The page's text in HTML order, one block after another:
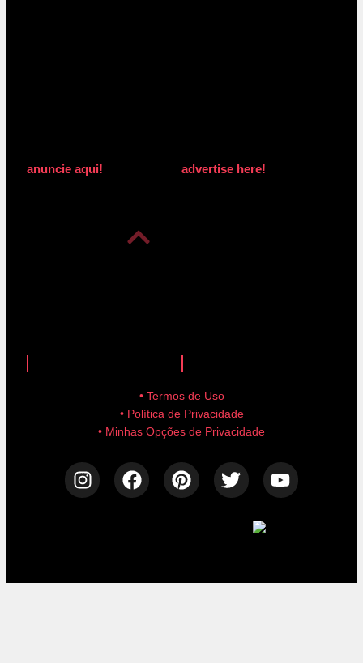
anuncie aqui! advertise here!
• Termos de Uso
• Política de Privacidade
• Minhas Opções de Privacidade